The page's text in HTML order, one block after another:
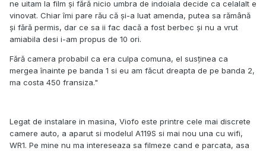
ne uitam la film și fără nicio umbra de indoiala decide ca celalalt e
vinovat. Chiar îmi pare rău că și-a luat amenda, putea sa rămână
și fără permis, dar ce sa ii fac dacă a fost berbec și nu a vrut
amiabila desi i-am propus de 10 ori.
Fără camera probabil ca era culpa comuna, el susținea ca
mergea înainte pe banda 1 si eu am făcut dreapta de pe banda 2,
ma costa 450 fransiza."
Legat de instalare in masina, Viofo este printre cele mai discrete
camere auto, a aparut si modelul A119S si mai nou una cu wifi,
WR1. Pe mine nu ma intereseaza sa filmeze cand e parcata, asa